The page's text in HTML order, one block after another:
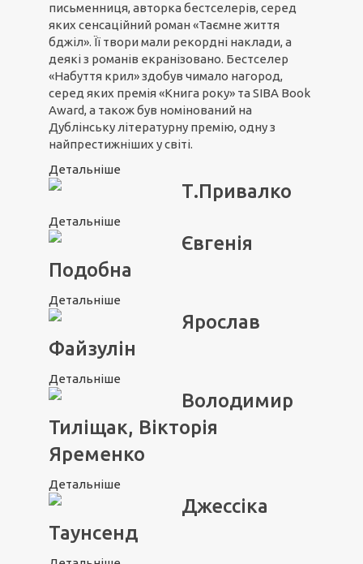
письменниця, авторка бестселерів, серед
яких сенсаційний роман «Таємне життя
бджіл». Її твори мали рекордні наклади, а
деякі з романів екранізовано. Бестселер
«Набуття крил» здобув чимало нагород,
серед яких премія «Книга року» та SIBA Book
Award, а також був номінований на
Дублінську літературну премію, одну з
найпрестижніших у світі.
Детальніше
Т.Привалко
Детальніше
Євгенія
Подобна
Детальніше
Ярослав
Файзулін
Детальніше
Володимир
Тиліщак, Вікторія
Яременко
Детальніше
Джессіка
Таунсенд